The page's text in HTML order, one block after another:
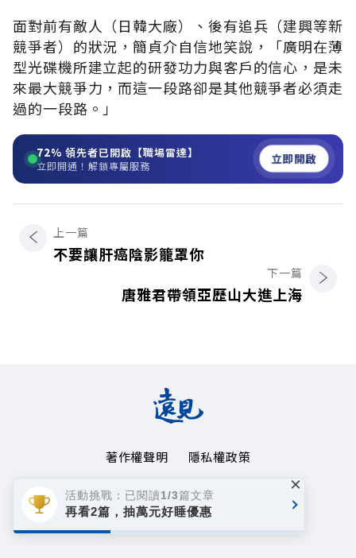
面對前有敵人（日韓大廠）、後有追兵（建興等新
競爭者）的狀況，簡貞介自信地笑說，「廣明在薄
型光碟機所建立起的研發功力與客戶的信心，是未
來最大競爭力，而這一段路卻是其他競爭者必須走
過的一段路。」
72% 領先者已開啟【職場雷達】
立即開通！解鎖專屬服務 立即開啟
上一篇
不要讓肝癌陰影籠罩你
下一篇
唐雅君帶領亞歷山大進上海
著作權聲明
隱私權政策
Copyright© 1999~2026
遠見天下文化事業群. All rights reserved.
活動挑戰：已閱讀1/3篇文章
再看2篇，抽萬元好睡優惠
×